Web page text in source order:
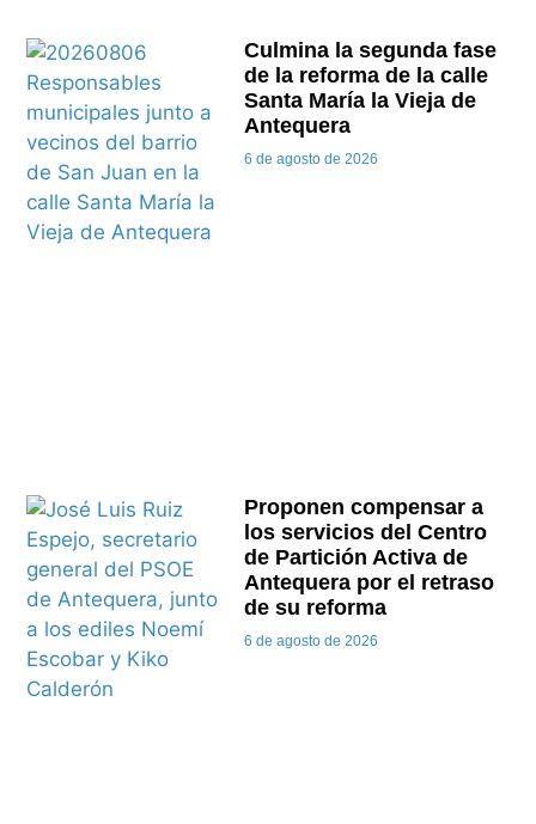
Culmina la segunda fase
de la reforma de la calle
Santa María la Vieja de
Antequera
6 de agosto de 2026
Proponen compensar a
los servicios del Centro
de Partición Activa de
Antequera por el retraso
de su reforma
6 de agosto de 2026